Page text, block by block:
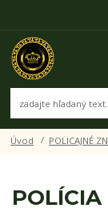
Úvod POLICAJNÉ
POLÍCIA